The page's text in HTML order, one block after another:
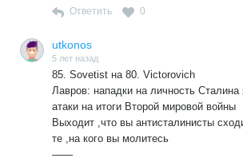
Примеры моего отстаивания
Если примеров не будет, с полным
назвать Вас лжецом и клеветником.
Ответить 0
utkonos
5 лет назад
85. Sovetist на 80. Victorovich
Лавров: нападки на личность
атаки на итоги Второй мировой войны
Выходит ,что вы антисталинисты
те ,на кого вы молитесь
——